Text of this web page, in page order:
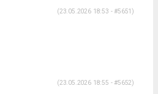
(23.05.2026 18:53 - #5651)
(23.05.2026 18:55 - #5652)